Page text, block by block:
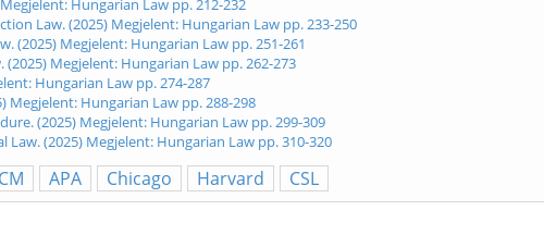
Hungarian Law pp. 212-232
Law. (2025) Megjelent: Hungarian Law pp. 233-250
(2025) Megjelent: Hungarian Law pp. 251-261
Megjelent: Hungarian Law pp. 262-273
Hungarian Law pp. 274-287
Megjelent: Hungarian Law pp. 288-298
(2025) Megjelent: Hungarian Law pp. 299-309
(2025) Megjelent: Hungarian Law pp. 310-320
APA Chicago Harvard CSL